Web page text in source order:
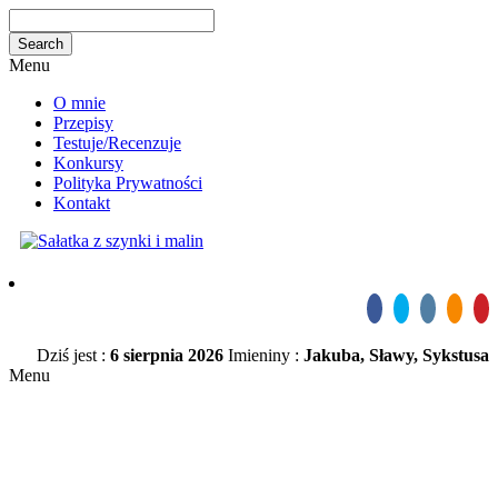
Menu
O mnie
Przepisy
Testuje/Recenzuje
Konkursy
Polityka Prywatności
Kontakt
Dziś jest : 6 sierpnia 2026 Imieniny : Jakuba, Sławy, Sykstusa
Menu